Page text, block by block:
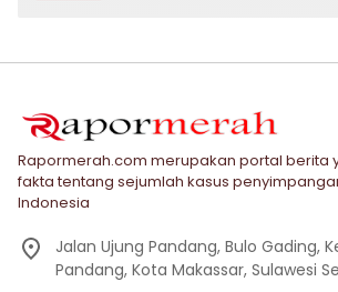
Rapormerah.com merupakan portal berita
fakta tentang sejumlah kasus
Indonesia
Jalan Ujung Pandang, Bulo Gading,
Pandang, Kota Makassar, Sulawesi